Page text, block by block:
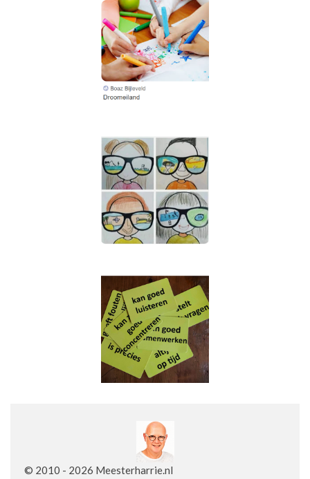
© 2010 - 2026 Meesterharrie.nl